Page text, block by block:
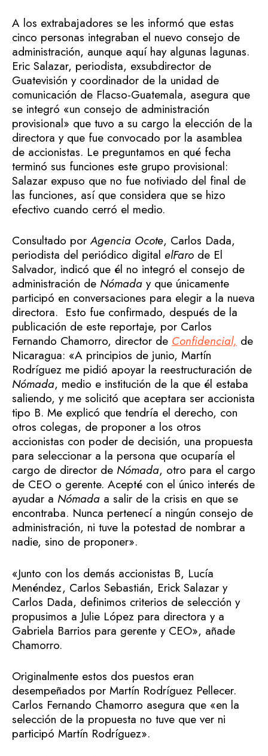
A los extrabajadores se les informó que estas
cinco personas integraban el nuevo consejo de
administración, aunque aquí hay algunas lagunas.
Eric Salazar, periodista, exsubdirector de
Guatevisión y coordinador de la unidad de
comunicación de Flacso-Guatemala, asegura que
se integró «un consejo de administración
provisional» que tuvo a su cargo la elección de la
directora y que fue convocado por la asamblea
de accionistas. Le preguntamos en qué fecha
terminó sus funciones este grupo provisional:
Salazar expuso que no fue notiviado del final de
las funciones, así que considera que se hizo
efectivo cuando cerró el medio.
Consultado porAgencia Ocote, Carlos Dada,
periodista del periódico digital elFaro de El
Salvador, indicó que él no integró el consejo de
administración de Nómada y que únicamente
participó en conversaciones para elegir a la nueva
directora. Esto fue confirmado, después de la
publicación de este reportaje, por Carlos
Fernando Chamorro, director de Confidencial, de
Nicaragua: «A principios de junio, Martín
Rodríguez me pidió apoyar la reestructuración de
Nómada, medio e institución de la que él estaba
saliendo, y me solicitó que aceptara ser accionista
tipo B. Me explicó que tendría el derecho, con
otros colegas, de proponer a los otros
accionistas con poder de decisión, una propuesta
para seleccionar a la persona que ocuparía el
cargo de director de Nómada, otro para el cargo
de CEO o gerente. Acepté con el único interés de
ayudar a Nómada a salir de la crisis en que se
encontraba. Nunca pertenecí a ningún consejo de
administración, ni tuve la potestad de nombrar a
nadie, sino de proponer».
«Junto con los demás accionistas B, Lucía
Menéndez, Carlos Sebastián, Erick Salazar y
Carlos Dada, definimos criterios de selección y
propusimos a Julie López para directora y a
Gabriela Barrios para gerente y CEO», añade
Chamorro.
Originalmente estos dos puestos eran
desempeñados por Martín Rodríguez Pellecer.
Carlos Fernando Chamorro asegura que «en la
selección de la propuesta no tuve que ver ni
participó Martín Rodríguez».